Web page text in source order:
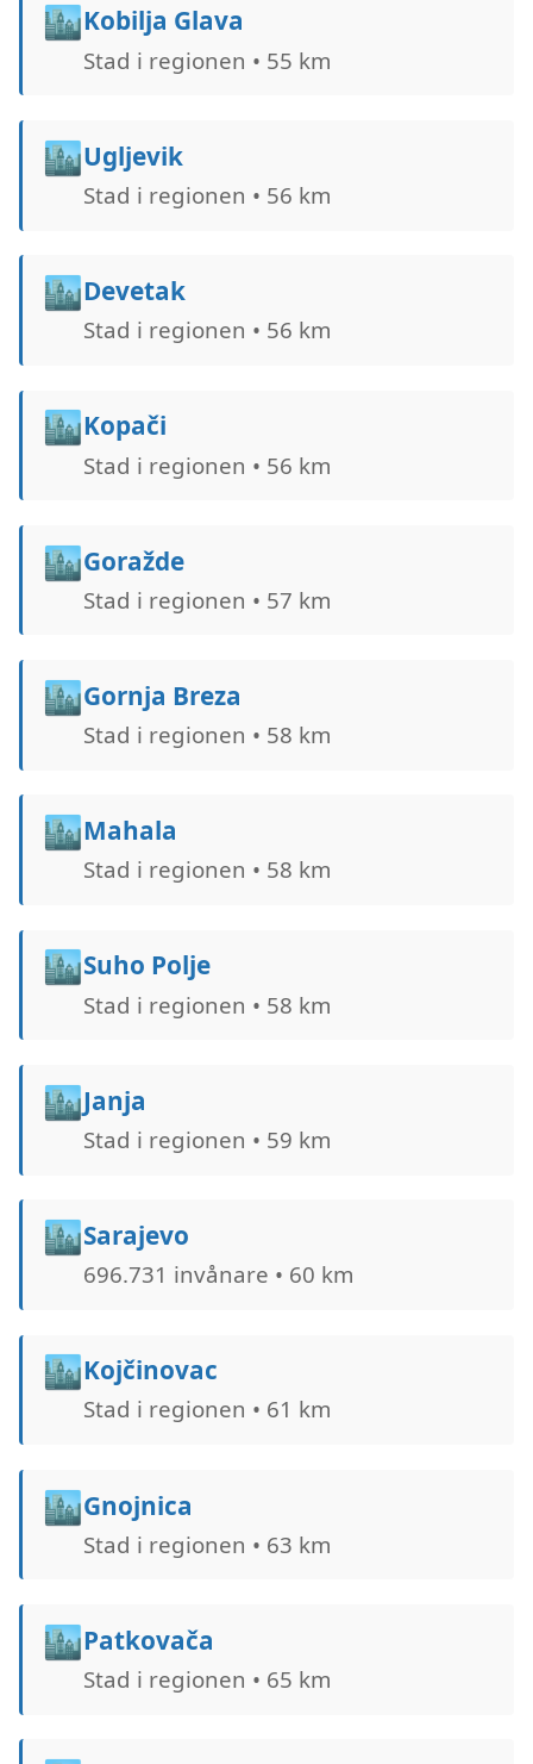
🏙️Kobilja Glava
Stad i regionen • 55 km
🏙️Ugljevik
Stad i regionen • 56 km
🏙️Devetak
Stad i regionen • 56 km
🏙️Kopači
Stad i regionen • 56 km
🏙️Goražde
Stad i regionen • 57 km
🏙️Gornja Breza
Stad i regionen • 58 km
🏙️Mahala
Stad i regionen • 58 km
🏙️Suho Polje
Stad i regionen • 58 km
🏙️Janja
Stad i regionen • 59 km
🏙️Sarajevo
696.731 invånare • 60 km
🏙️Kojčinovac
Stad i regionen • 61 km
🏙️Gnojnica
Stad i regionen • 63 km
🏙️Patkovača
Stad i regionen • 65 km